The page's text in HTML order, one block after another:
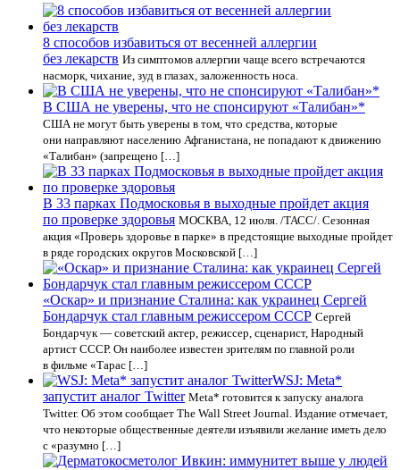
8 способов избавиться от весенней аллергии
без лекарств Из симптомов аллергии чаще всего встречаются
насморк, чихание, зуд в глазах, заложенность носа.
В США не уверены, что не спонсируют «Талибан»*
США не могут быть уверены в том, что средства, которые
они направляют населению Афганистана, не попадают к движению
«Талибан» (запрещено […]
В 33 парках Подмосковья в выходные пройдет акция
по проверке здоровья МОСКВА, 12 июля. /ТАСС/. Сезонная
акция «Проверь здоровье в парке» в предстоящие выходные пройдет
в ряде городских округов Московской […]
«Оскар» и признание Сталина: как украинец Сергей
Бондарчук стал главным режиссером СССР Сергей
Бондарчук — советский актер, режиссер, сценарист, Народный
артист СССР. Он наиболее известен зрителям по главной роли
в фильме «Тарас […]
WSJ: Meta*
запустит аналог Twitter Meta* готовится к запуску аналога
Twitter. Об этом сообщает The Wall Street Journal. Издание отмечает,
что некоторые общественные деятели изъявили желание иметь дело
с «разумно […]